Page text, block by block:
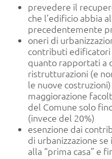
prevedere il
che l’edificio abbia
precedentemente
oneri di
contributi
quanto rapportati a
ristrutturazioni (e
le nuove costruzioni)
maggiorazione
del Comune solo
(invece del 20%)
esenzione dai
di urbanizzazione
alla “prima casa” e